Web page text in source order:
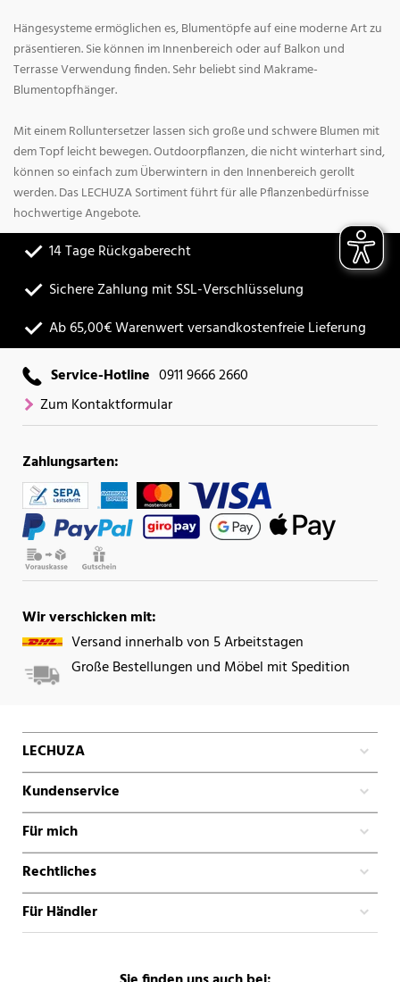
Hängesysteme ermöglichen es, Blumentöpfe auf eine moderne Art zu
präsentieren. Sie können im Innenbereich oder auf Balkon und
Terrasse Verwendung finden. Sehr beliebt sind Makrame-
Blumentopfhänger.
Mit einem Rolluntersetzer lassen sich große und schwere Blumen mit
dem Topf leicht bewegen. Outdoorpflanzen, die nicht winterhart sind,
können so einfach zum Überwintern in den Innenbereich gerollt
werden. Das LECHUZA Sortiment führt für alle Pflanzenbedürfnisse
hochwertige Angebote.
14 Tage Rückgaberecht
Sichere Zahlung mit SSL-Verschlüsselung
Ab 65,00€ Warenwert versandkostenfreie Lieferung
Service-Hotline 0911 9666 2660
Zum Kontaktformular
Zahlungsarten:
Wir verschicken mit:
Versand innerhalb von 5 Arbeitstagen
Große Bestellungen und Möbel mit Spedition
LECHUZA
Kundenservice
Für mich
Rechtliches
Für Händler